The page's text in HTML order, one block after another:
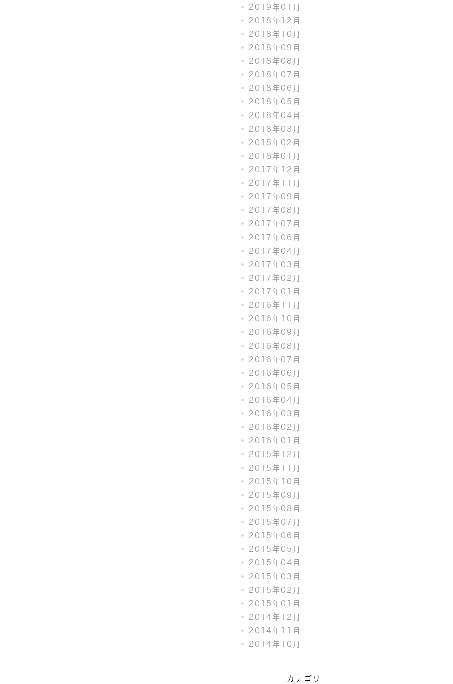
2019年01月
2018年12月
2018年10月
2018年09月
2018年08月
2018年07月
2018年06月
2018年05月
2018年04月
2018年03月
2018年02月
2018年01月
2017年12月
2017年11月
2017年09月
2017年08月
2017年07月
2017年06月
2017年04月
2017年03月
2017年02月
2017年01月
2016年11月
2016年10月
2016年09月
2016年08月
2016年07月
2016年06月
2016年05月
2016年04月
2016年03月
2016年02月
2016年01月
2015年12月
2015年11月
2015年10月
2015年09月
2015年08月
2015年07月
2015年06月
2015年05月
2015年04月
2015年03月
2015年02月
2015年01月
2014年12月
2014年11月
2014年10月
カテゴリ